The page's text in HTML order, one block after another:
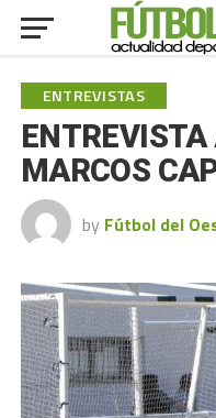
ENTREVISTAS
MARCOS
by Fútbol del